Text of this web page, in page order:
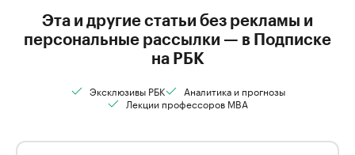
Эта и другие статьи без рекламы и
персональные рассылки — в Подписке
на РБК
Эксклюзивы РБК
Аналитика и прогнозы
Лекции профессоров MBA